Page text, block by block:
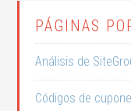
PÁGINAS
Análisis de
Códigos de